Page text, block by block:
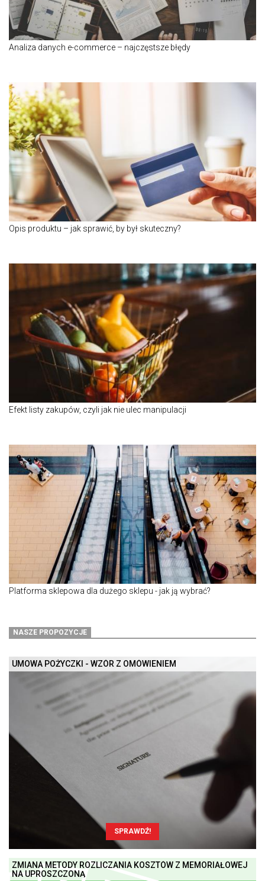
Analiza danych e-commerce – najczęstsze błędy
Opis produktu – jak sprawić, by był skuteczny?
Efekt listy zakupów, czyli jak nie ulec manipulacji
Platforma sklepowa dla dużego sklepu - jak ją wybrać?
NASZE PROPOZYCJE
UMOWA POŻYCZKI - WZÓR Z OMÓWIENIEM
SPRAWDŹ!
ZMIANA METODY ROZLICZANIA KOSZTÓW Z MEMORIAŁOWEJ
NA UPROSZCZONĄ